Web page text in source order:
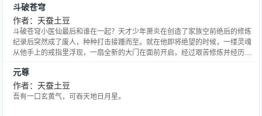
骑九幽冥雀，闯向了那精彩绝伦的纷纭世界，主宰之路，谁主沉浮？大千世
界，万道争锋，吾为大主宰。…
斗破苍穹
作者：天蚕土豆
斗破苍穹小医仙最后和谁在一起？天才少年萧炎在创造了家族空前绝后的修炼
纪录后突然成了废人，种种打击接踵而至。就在他即将绝望的时候，一缕灵魂
从他手上的戒指里浮现，一扇全新的大门在面前开启，经过艰苦修炼并经历了
帝失踪之谜而前往大千世界......
元尊
作者：天蚕土豆
吾有一口玄黄气，可吞天地日月星。